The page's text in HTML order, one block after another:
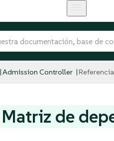
Admission Controller Referencia
Matriz de